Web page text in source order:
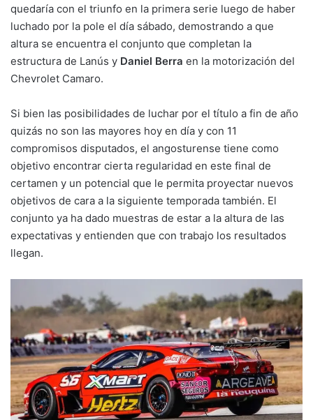
quedaría con el triunfo en la primera serie luego de haber
luchado por la pole el día sábado, demostrando a que
altura se encuentra el conjunto que completan la
estructura de Lanús y Daniel Berra en la motorización del
Chevrolet Camaro.
Si bien las posibilidades de luchar por el título a fin de año
quizás no son las mayores hoy en día y con 11
compromisos disputados, el angosturense tiene como
objetivo encontrar cierta regularidad en este final de
certamen y un potencial que le permita proyectar nuevos
objetivos de cara a la siguiente temporada también. El
conjunto ya ha dado muestras de estar a la altura de las
expectativas y entienden que con trabajo los resultados
llegan.